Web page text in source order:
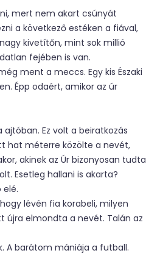
mert nem akart csúnyát
a következő estéken a fiával,
kivetítőn, mint sok millió
fejében is van.
ment a meccs. Egy kis Északi
Épp odaért, amikor az úr
Ez volt a beiratkozás
hat méterre közölte a nevét,
akinek az Úr bizonyosan tudta
Esetleg hallani is akarta?
lévén fia korabeli, milyen
újra elmondta a nevét. Talán az
A barátom mániája a futball.